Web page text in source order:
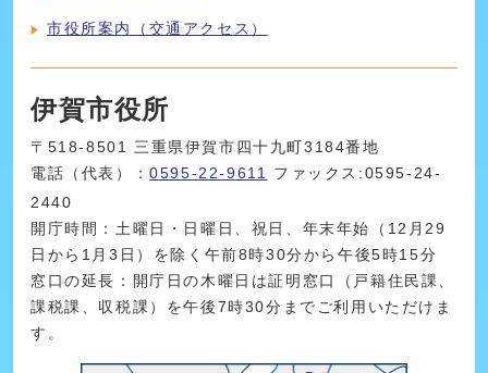
市役所案内（交通アクセス）
伊賀市役所
〒518-8501 三重県伊賀市四十九町3184番地
電話（代表）：0595-22-9611 ファックス:0595-24-
2440
開庁時間：土曜日・日曜日、祝日、年末年始（12月29
日から1月3日）を除く午前8時30分から午後5時15分
窓口の延長：開庁日の木曜日は証明窓口（戸籍住民課、
課税課、収税課）を午後7時30分までご利用いただけま
す。